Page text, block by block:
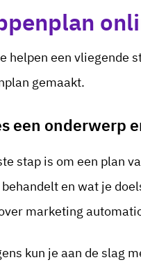
helpen een vliegende
gemaakt.
een onderwerp
stap is om een plan
behandelt en wat je
marketing
kun je aan de slag